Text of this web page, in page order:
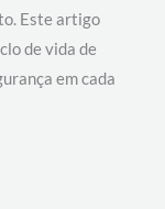
Este artigo
de vida de
em cada